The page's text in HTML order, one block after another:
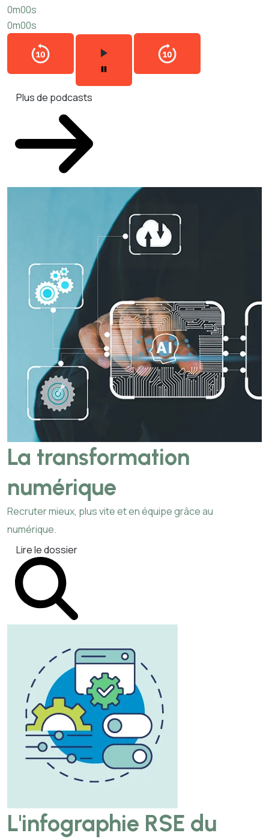
0m00s
0m00s
Plus de podcasts
La transformation
numérique
Recruter mieux, plus vite et en équipe grâce au
numérique.
Lire le dossier
L'infographie RSE du